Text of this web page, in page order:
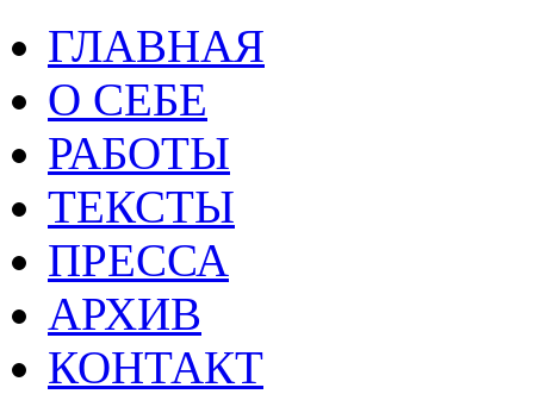
ГЛАВНАЯ
О СЕБЕ
РАБОТЫ
ТЕКСТЫ
ПРЕССА
АРХИВ
КОНТАКТ